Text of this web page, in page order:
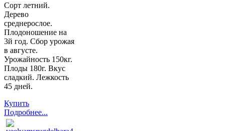
Сорт летний.
Дерево
среднерослое.
Плодоношение на
3й год. Сбор урожая
в августе.
Урожайность 150кг.
Плоды 180г. Вкус
сладкий. Лежкость
45 дней.
Купить
Подробнее...